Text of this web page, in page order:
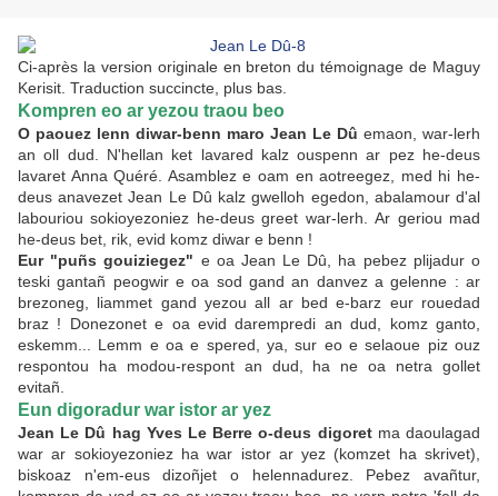
Ci-après la version originale en breton du témoignage de Maguy
Kerisit. Traduction succincte, plus bas.
Kompren eo ar yezou traou beo
O paouez lenn diwar-benn maro Jean Le Dû emaon, war-lerh
an oll dud. N'hellan ket lavared kalz ouspenn ar pez he-deus
lavaret Anna Quéré. Asamblez e oam en aotreegez, med hi he-
deus anavezet Jean Le Dû kalz gwelloh egedon, abalamour d'al
labouriou sokioyezoniez he-deus greet war-lerh.Ar geriou mad
he-deus bet, rik, evid komz diwar e benn !
Eur "puñs gouiziegez" e oa Jean Le Dû, ha pebez plijadur o
teski gantañ peogwir e oa sod gand an danvez a gelenne : ar
brezoneg, liammet gand yezou all ar bed e-barz eur rouedad
braz ! Donezonet e oa evid darempredi an dud, komz ganto,
eskemm... Lemm e oa e spered, ya, sur eo e selaoue piz ouz
respontou ha modou-respont an dud, ha ne oa netra gollet
evitañ.
Eun digoradur war istor ar yez
Jean Le Dû hag Yves Le Berre o-deus digoretma daoulagad
war ar sokioyezoniez ha war istor ar yez (komzet ha skrivet),
biskoaz n'em-eus dizoñjet o helennadurez. Pebez avañtur,